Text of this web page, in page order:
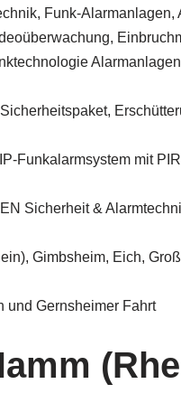
Funk-Alarmanlagen,
Funkalarmsystem mit
Sicherheit &
Gimbsheim, Eich,
und Gernsheimer Fahrt